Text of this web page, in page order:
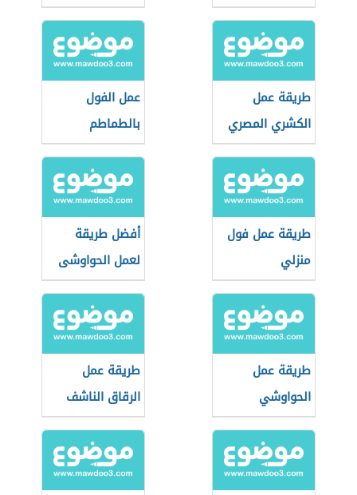
طريقة عمل
الكشري المصري
عمل الفول
بالطماطم
طريقة عمل فول
منزلي
أفضل طريقة
لعمل الحواوشى
المصرى
طريقة عمل
الحواوشي
الإسكندراني
طريقة عمل
الرقاق الناشف